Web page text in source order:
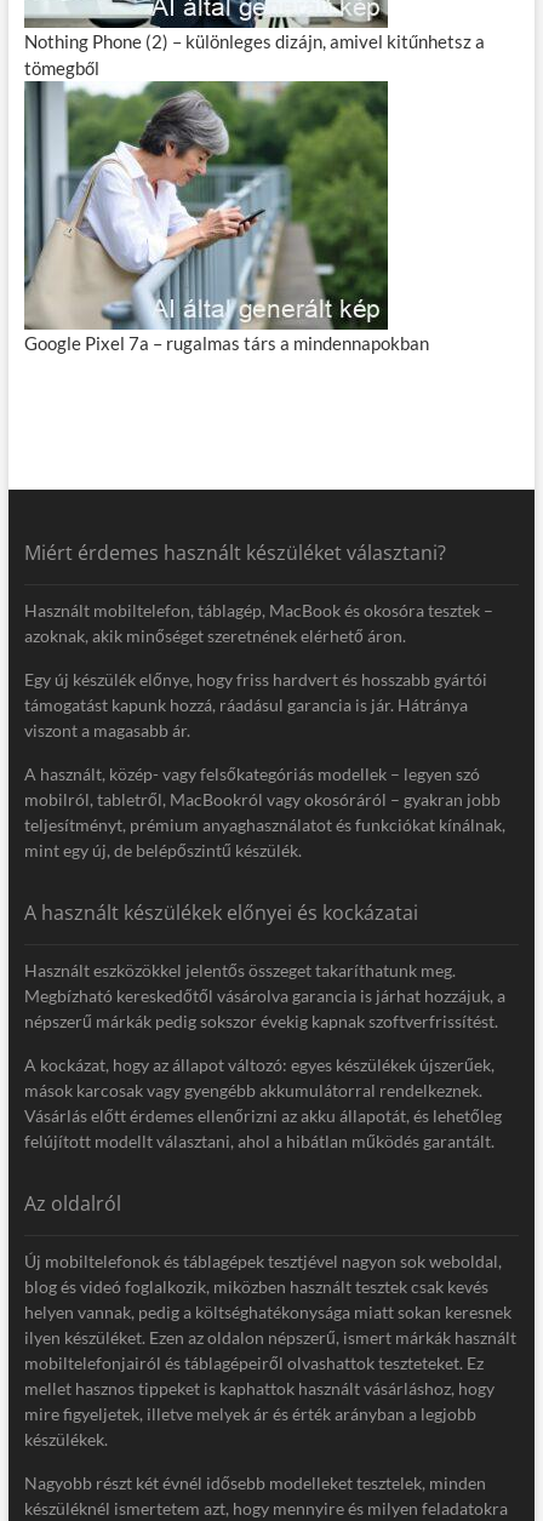
Nothing Phone (2) – különleges dizájn, amivel kitűnhetsz a
tömegből
Google Pixel 7a – rugalmas társ a mindennapokban
Miért érdemes használt készüléket választani?
Használt mobiltelefon, táblagép, MacBook és okosóra tesztek –
azoknak, akik minőséget szeretnének elérhető áron.
Egy új készülék előnye, hogy friss hardvert és hosszabb gyártói
támogatást kapunk hozzá, ráadásul garancia is jár. Hátránya
viszont a magasabb ár.
A használt, közép- vagy felsőkategóriás modellek – legyen szó
mobilról, tabletről, MacBookról vagy okosóráról – gyakran jobb
teljesítményt, prémium anyaghasználatot és funkciókat kínálnak,
mint egy új, de belépőszintű készülék.
A használt készülékek előnyei és kockázatai
Használt eszközökkel jelentős összeget takaríthatunk meg.
Megbízható kereskedőtől vásárolva garancia is járhat hozzájuk, a
népszerű márkák pedig sokszor évekig kapnak szoftverfrissítést.
A kockázat, hogy az állapot változó: egyes készülékek újszerűek,
mások karcosak vagy gyengébb akkumulátorral rendelkeznek.
Vásárlás előtt érdemes ellenőrizni az akku állapotát, és lehetőleg
felújított modellt választani, ahol a hibátlan működés garantált.
Az oldalról
Új mobiltelefonok és táblagépek tesztjével nagyon sok weboldal,
blog és videó foglalkozik, miközben használt tesztek csak kevés
helyen vannak, pedig a költséghatékonysága miatt sokan keresnek
ilyen készüléket. Ezen az oldalon népszerű, ismert márkák használt
mobiltelefonjairól és táblagépeiről olvashattok teszteteket. Ez
mellet hasznos tippeket is kaphattok használt vásárláshoz, hogy
mire figyeljetek, illetve melyek ár és érték arányban a legjobb
készülékek.
Nagyobb részt két évnél idősebb modelleket tesztelek, minden
készüléknél ismertetem azt, hogy mennyire és milyen feladatokra